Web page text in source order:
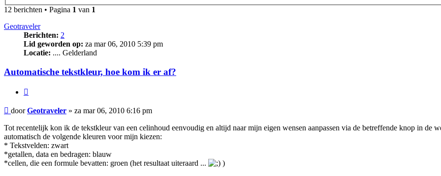
12 berichten • Pagina 1 van 1
Geotraveler
Berichten: 2
Lid geworden op: za mar 06, 2010 5:39 pm
Locatie: .... Gelderland
Automatische tekstkleur, hoe kom ik er af?
Bericht
doorGeotraveler » za mar 06, 2010 6:16 pm
Tot recentelijk kon ik de tekstkleur van een celinhoud eenvoudig en altijd naar mijn eigen wensen aanpassen via de betreffende knop in
automatisch de volgende kleuren voor mijn kiezen:
* Tekstvelden: zwart
*getallen, data en bedragen: blauw
*cellen, die een formule bevatten: groen (het resultaat uiteraard ...
)